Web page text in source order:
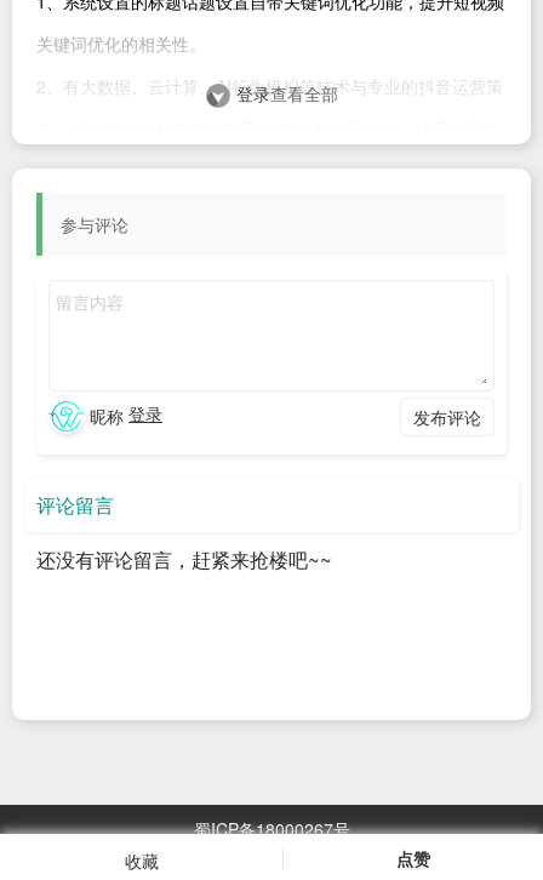
收藏 点赞
关键词优化的相关性。
2、有大数据、云计算、AI行为模拟等技术与专业的抖音运营策
看到商家的抖音账号/视频。
3、通过大数据，对比同行头部大V的运营模型，分析账号/视频
当前问题。
4、通过云计算，设计出适合优化商家账号的行为模型，利用AI
在抖音seo关键词优化排名的过程中，我们会对抖音账号做整体
业的抖音运营策略这几个纬度去促进关键词优化排名。
化SEO、网站优化SEO、百科编辑、口碑问答、新闻发布找搜
登录查看全部
参与评论
昵称 登录 发布评论
评论留言
还没有评论留言，赶紧来抢楼吧~~
蜀ICP备18000267号
万次